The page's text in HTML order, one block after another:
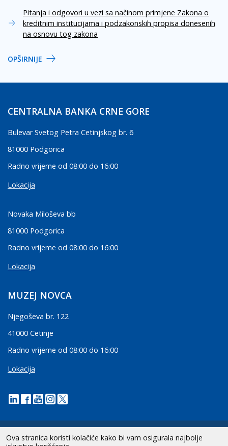
Ova stranica koristi kolačiće kako bi vam osigurala najbolje
Pitanja i odgovori u vezi sa načinom primjene Zakona o
kreditnim institucijama i podzakonskih propisa donesenih
na osnovu tog zakona
OPŠIRNIJE
CENTRALNA BANKA CRNE GORE
Bulevar Svetog Petra Cetinjskog br. 6
81000 Podgorica
Radno vrijeme od 08:00 do 16:00
Lokacija
Novaka Miloševa bb
81000 Podgorica
Radno vrijeme od 08:00 do 16:00
Lokacija
MUZEJ NOVCA
Njegoševa br. 122
41000 Cetinje
Radno vrijeme od 08:00 do 16:00
Lokacija